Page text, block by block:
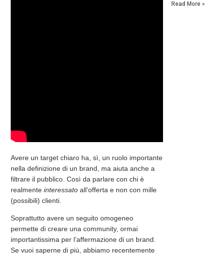
Avere un target chiaro ha, sì, un ruolo importante
nella definizione di un brand, ma aiuta anche a
filtrare il pubblico. Così da parlare con chi è
realmenteinteressato all’offerta e non con mille
(possibili) clienti.
Soprattutto avere un seguito omogeneo
permette di creare una community, ormai
importantissima per l’affermazione di un brand.
Se vuoi saperne di più, abbiamo recentemente
Read More »